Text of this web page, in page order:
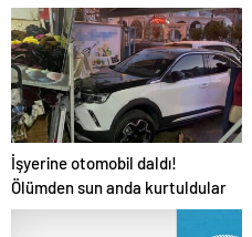
İşyerine otomobil daldı!
Ölümden sun anda kurtuldular